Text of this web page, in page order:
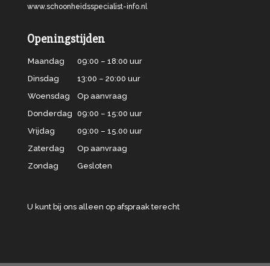
www.schoonheidsspecialist-info.nl
Openingstijden
Maandag
09:00 – 18:00 uur
Dinsdag
13:00 – 20:00 uur
Woensdag
Op aanvraag
Donderdag 09:00 – 15:00 uur
Vrijdag
09:00 – 15.00 uur
Zaterdag
Op aanvraag
Zondag
Gesloten
U kunt bij ons alleen op afspraak terecht